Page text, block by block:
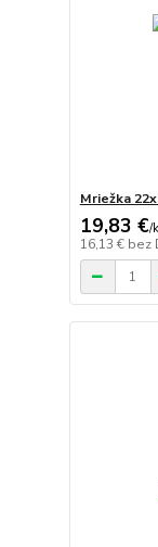
Mriežka
19,83 €/
16,13 € bez